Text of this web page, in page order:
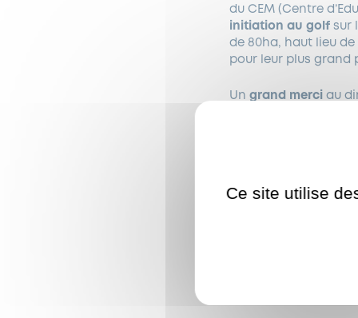
du CEM (Centre
initiation au golfsur
de 80ha, haut lieu de
pour leur plus grand
Un grand merci au
Ce site utilise